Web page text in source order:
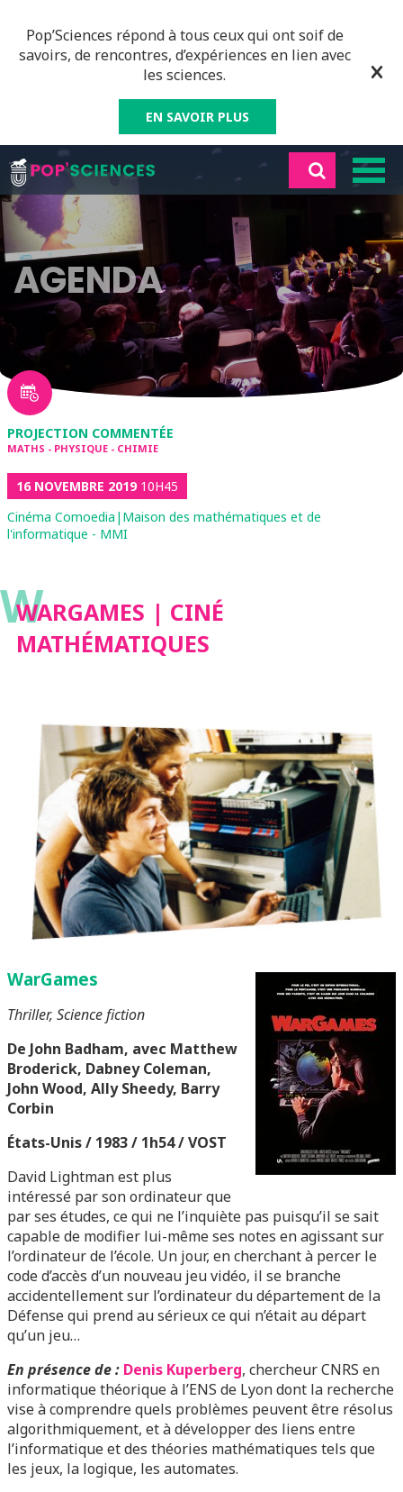
Pop’Sciences répond à tous ceux qui ont soif de
savoirs, de rencontres, d’expériences en lien avec
les sciences.
EN SAVOIR PLUS
AGENDA
PROJECTION COMMENTÉE
MATHS - PHYSIQUE - CHIMIE
16 NOVEMBRE 201910H45
Cinéma Comoedia|Maison des mathématiques et de
l'informatique - MMI
W
WARGAMES | CINÉ
MATHÉMATIQUES
WarGames
Thriller, Science fiction
De John Badham, avec Matthew
Broderick, Dabney Coleman,
John Wood, Ally Sheedy, Barry
Corbin
États-Unis / 1983 / 1h54 / VOST
David Lightman est plus
intéressé par son ordinateur que
par ses études, ce qui ne l’inquiète pas puisqu’il se sait
capable de modifier lui-même ses notes en agissant sur
l’ordinateur de l’école. Un jour, en cherchant à percer le
code d’accès d’un nouveau jeu vidéo, il se branche
accidentellement sur l’ordinateur du département de la
Défense qui prend au sérieux ce qui n’était au départ
qu’un jeu…
En présence de : Denis Kuperberg, chercheur CNRS en
informatique théorique à l’ENS de Lyon dont la recherche
vise à comprendre quels problèmes peuvent être résolus
algorithmiquement, et à développer des liens entre
l’informatique et des théories mathématiques tels que
les jeux, la logique, les automates.